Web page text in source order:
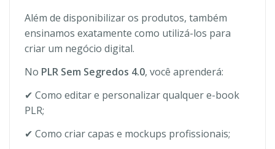
Além de disponibilizar os produtos, também
ensinamos exatamente como utilizá-los para
criar um negócio digital.
No PLR Sem Segredos 4.0, você aprenderá:
✔ Como editar e personalizar qualquer e-book
PLR;
✔ Como criar capas e mockups profissionais;